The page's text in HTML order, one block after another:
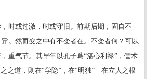
时或过激，时或守旧。前期后期，固自不
。然而变之中有不变者在。不变者何？可以
重气节。其早年以孔子爲“湛心利禄”，儒术
之道，则在“学隐”，在“明独”，在立人之根